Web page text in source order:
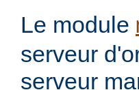
Le module
serveur
serveur